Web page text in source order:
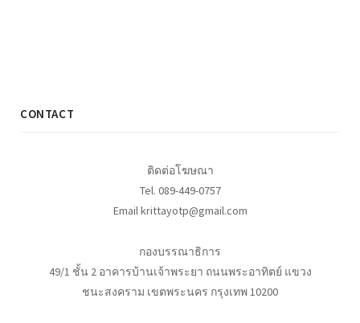
CONTACT
ติดต่อโฆษณา
Tel. 089-449-0757
Email krittayotp@gmail.com
กองบรรณาธิการ
49/1 ชั้น 2 อาคารบ้านเจ้าพระยา ถนนพระอาทิตย์ แขวง
ชนะสงคราม เขตพระนคร กรุงเทพ 10200